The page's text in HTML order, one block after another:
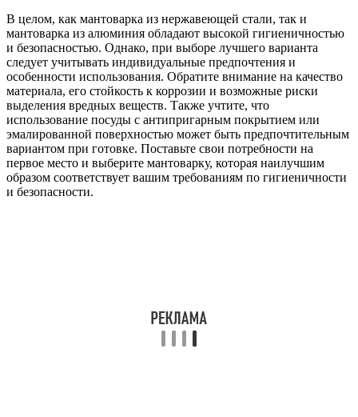
В целом, как мантоварка из нержавеющей стали, так и
мантоварка из алюминия обладают высокой гигиеничностью
и безопасностью. Однако, при выборе лучшего варианта
следует учитывать индивидуальные предпочтения и
особенности использования. Обратите внимание на качество
материала, его стойкость к коррозии и возможные риски
выделения вредных веществ. Также учтите, что
использование посуды с антипригарным покрытием или
эмалированной поверхностью может быть предпочтительным
вариантом при готовке. Поставьте свои потребности на
первое место и выберите мантоварку, которая наилучшим
образом соответствует вашим требованиям по гигиеничности
и безопасности.